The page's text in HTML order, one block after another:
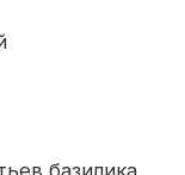
базилика